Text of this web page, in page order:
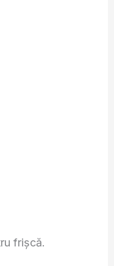
frișcă.